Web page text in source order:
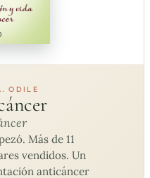
ODILE
Más de 11
vendidos. Un
anticáncer